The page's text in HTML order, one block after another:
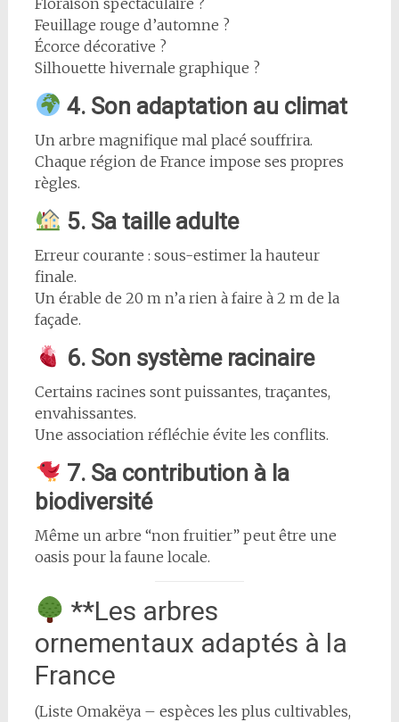
Feuillage rouge d’automne ?
Écorce décorative ?
Silhouette hivernale graphique ?
4. Son adaptation au climat
Un arbre magnifique mal placé souffrira.
Chaque région de France impose ses propres
règles.
5. Sa taille adulte
Erreur courante : sous-estimer la hauteur
finale.
Un érable de 20 m n’a rien à faire à 2 m de la
façade.
6. Son système racinaire
Certains racines sont puissantes, traçantes,
envahissantes.
Une association réfléchie évite les conflits.
7. Sa contribution à la
biodiversité
Même un arbre “non fruitier” peut être une
oasis pour la faune locale.
**Les arbres
ornementaux adaptés à la
France
(Liste Omakëya – espèces les plus cultivables,